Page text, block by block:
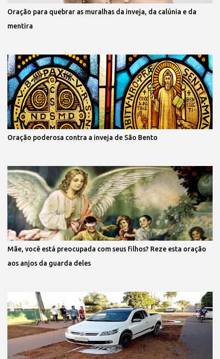
Oração para quebrar as muralhas da inveja, da calúnia e da
mentira
Oração poderosa contra a inveja de São Bento
Mãe, você está preocupada com seus filhos? Reze esta oração
aos anjos da guarda deles